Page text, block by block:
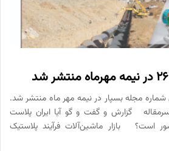
مجله بسپار در نیمه مهر ماه منتشر شد.
گزارش و گفت و گو آیا ایران پلاست
است؟ بازار ماشین‌آلات فرآیند پلاستیک